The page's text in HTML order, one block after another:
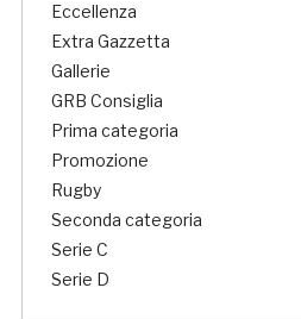
Eccellenza
Extra Gazzetta
Gallerie
GRB Consiglia
Prima categoria
Promozione
Rugby
Seconda categoria
Serie C
Serie D